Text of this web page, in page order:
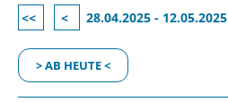
<< < 28.04.2025 - 12.05.2025
> AB HEUTE <